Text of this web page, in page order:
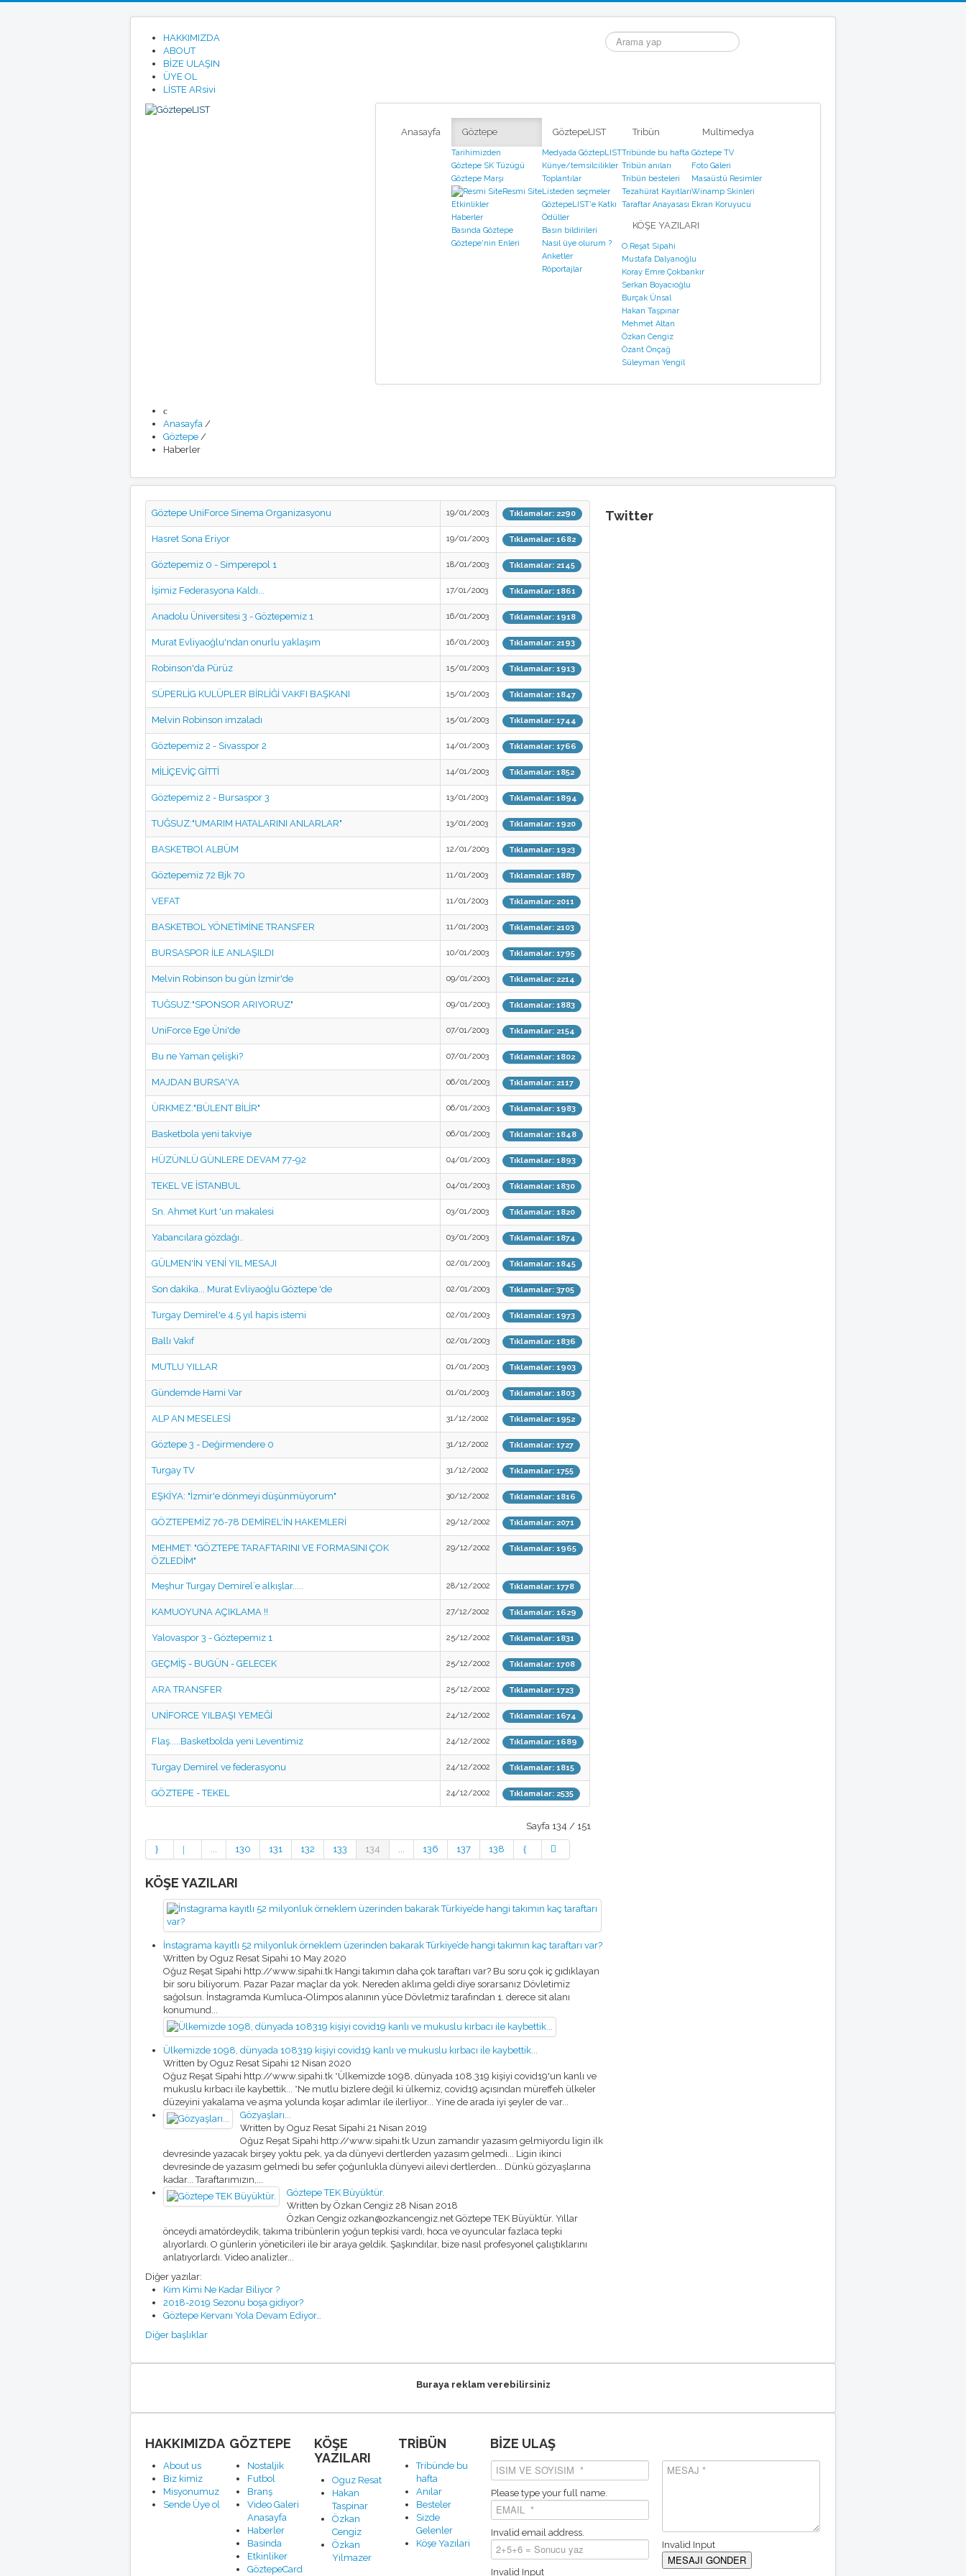
HAKKIMIZDA
ABOUT
BİZE ULAŞIN
ÜYE OL
LÍSTE ARsivi
arama...
Anasayfa Göztepe
Tarihimizden
Göztepe SK Tüzügü
Göztepe Marşı
Resmi Site
Etkinlikler
Haberler
Basında Göztepe
Göztepe'nin Enleri
GöztepeLIST
Medyada GöztepLIST
Künye/temsilcilikler
Toplantılar
Listeden seçmeler
GöztepeLIST'e Katkı
Ödüller
Basın bildirileri
Nasıl üye olurum ?
Anketler
Röportajlar
Tribün
Tribünde bu hafta
Tribün anıları
Tribün besteleri
Tezahürat Kayıtları
Taraftar Anayasası
Multimedya
Göztepe TV
Foto Galeri
Masaüstü Resimler
Winamp Skinleri
Ekran Koruyucu
KÖŞE YAZILARI
O.Reşat Sipahi
Mustafa Dalyanoğlu
Koray Emre Çokbankır
Serkan Boyacıoğlu
Burçak Ünsal
Hakan Taşpınar
Mehmet Altan
Özkan Cengiz
Özant Önçağ
Süleyman Yengil
Anasayfa /
Göztepe /
Haberler
Göztepe UniForce Sinema Organizasyonu 19/01/2003 Tıklamalar: 2290
Hasret Sona Eriyor 19/01/2003 Tıklamalar: 1682
Göztepemiz 0 - Simperepol 1 18/01/2003 Tıklamalar: 2145
İşimiz Federasyona Kaldı... 17/01/2003 Tıklamalar: 1861
Anadolu Üniversitesi 3 - Göztepemiz 1 16/01/2003 Tıklamalar: 1918
Murat Evliyaoğlu'ndan onurlu yaklaşım 16/01/2003 Tıklamalar: 2193
Robinson'da Pürüz 15/01/2003 Tıklamalar: 1913
SÜPERLİG KULÜPLER BİRLİĞİ VAKFI BAŞKANI 15/01/2003 Tıklamalar: 1847
Melvin Robinson imzaladı 15/01/2003 Tıklamalar: 1744
Göztepemiz 2 - Sivasspor 2 14/01/2003 Tıklamalar: 1766
MİLİÇEVİÇ GİTTİ 14/01/2003 Tıklamalar: 1852
Göztepemiz 2 - Bursaspor 3 13/01/2003 Tıklamalar: 1894
TUĞSUZ:"UMARIM HATALARINI ANLARLAR" 13/01/2003 Tıklamalar: 1920
BASKETBOl ALBÜM 12/01/2003 Tıklamalar: 1923
Göztepemiz 72 Bjk 70 11/01/2003 Tıklamalar: 1887
VEFAT 11/01/2003 Tıklamalar: 2011
BASKETBOL YÖNETİMİNE TRANSFER 11/01/2003 Tıklamalar: 2103
BURSASPOR İLE ANLAŞILDI 10/01/2003 Tıklamalar: 1795
Melvin Robinson bu gün İzmir'de 09/01/2003 Tıklamalar: 2214
TUĞSUZ:"SPONSOR ARIYORUZ" 09/01/2003 Tıklamalar: 1883
UniForce Ege Üni'de 07/01/2003 Tıklamalar: 2154
Bu ne Yaman çelişki? 07/01/2003 Tıklamalar: 1802
MAJDAN BURSA'YA 06/01/2003 Tıklamalar: 2117
ÜRKMEZ:"BÜLENT BİLİR" 06/01/2003 Tıklamalar: 1983
Basketbola yeni takviye 06/01/2003 Tıklamalar: 1848
HÜZÜNLÜ GÜNLERE DEVAM 77-92 04/01/2003 Tıklamalar: 1893
TEKEL VE İSTANBUL 04/01/2003 Tıklamalar: 1830
Sn. Ahmet Kurt 'un makalesi 03/01/2003 Tıklamalar: 1820
Yabancılara gözdağı.. 03/01/2003 Tıklamalar: 1874
GÜLMEN'İN YENİ YIL MESAJI 02/01/2003 Tıklamalar: 1845
Son dakika... Murat Evliyaoğlu Göztepe 'de 02/01/2003 Tıklamalar: 3705
Turgay Demirel'e 4.5 yıl hapis istemi 02/01/2003 Tıklamalar: 1973
Ballı Vakıf 02/01/2003 Tıklamalar: 1836
MUTLU YILLAR 01/01/2003 Tıklamalar: 1903
Gündemde Hami Var 01/01/2003 Tıklamalar: 1803
ALP AN MESELESİ 31/12/2002 Tıklamalar: 1952
Göztepe 3 - Değirmendere 0 31/12/2002 Tıklamalar: 1727
Turgay TV 31/12/2002 Tıklamalar: 1755
EŞKİYA: "İzmir'e dönmeyi düşünmüyorum" 30/12/2002 Tıklamalar: 1816
GÖZTEPEMİZ 76-78 DEMİREL'İN HAKEMLERİ 29/12/2002 Tıklamalar: 2071
MEHMET: "GÖZTEPE TARAFTARINI VE FORMASINI ÇOK
ÖZLEDİM"
29/12/2002 Tıklamalar: 1965
Meşhur Turgay Demirel`e alkışlar..... 28/12/2002 Tıklamalar: 1778
KAMUOYUNA AÇIKLAMA !! 27/12/2002 Tıklamalar: 1629
Yalovaspor 3 - Göztepemiz 1 25/12/2002 Tıklamalar: 1831
GEÇMİŞ - BUGÜN - GELECEK 25/12/2002 Tıklamalar: 1708
ARA TRANSFER 25/12/2002 Tıklamalar: 1723
UNİFORCE YILBAŞI YEMEĞİ 24/12/2002 Tıklamalar: 1674
Flaş.....Basketbolda yeni Leventimiz 24/12/2002 Tıklamalar: 1689
Turgay Demirel ve federasyonu 24/12/2002 Tıklamalar: 1815
GÖZTEPE - TEKEL 24/12/2002 Tıklamalar: 2535
Sayfa 134 / 151
... 130 131 132 133 134 ... 136 137 138
KÖŞE YAZILARI
İnstagrama kayıtlı 52 milyonluk örneklem üzerinden bakarak Türkiye’de hangi takımın kaç taraftarı var?
Written by Oguz Resat Sipahi 10 May 2020
Oğuz Reşat Sipahi http://www.sipahi.tk Hangi takımın daha çok taraftarı var? Bu soru çok iç gıdıklayan
bir soru biliyorum. Pazar Pazar maçlar da yok. Nereden aklıma geldi diye sorarsanız Dövletimiz
sağolsun. İnstagramda Kumluca-Olimpos alanının yüce Dövletmiz tarafından 1. derece sit alanı
konumund...
Ülkemizde 1098, dünyada 108319 kişiyi covid19 kanlı ve mukuslu kırbacı ile kaybettik...
Written by Oguz Resat Sipahi 12 Nisan 2020
Oğuz Reşat Sipahi http://www.sipahi.tk *Ülkemizde 1098, dünyada 108.319 kişiyi covid19'un kanlı ve
mukuslu kırbacı ile kaybettik... *Ne mutlu bizlere değil ki ülkemiz, covid19 açısından müreffeh ülkeler
düzeyini yakalama ve aşma yolunda koşar adımlar ile ilerliyor... Yine de arada iyi şeyler de var...
Gözyaşları...
Written by Oguz Resat Sipahi 21 Nisan 2019
Oğuz Reşat Sipahi http://www.sipahi.tk Uzun zamandır yazasım gelmiyordu ligin ilk
devresinde yazacak birşey yoktu pek, ya da dünyevi dertlerden yazasım gelmedi... Ligin ikinci
devresinde de yazasım gelmedi bu sefer çoğunlukla dünyevi ailevi dertlerden... Dünkü gözyaşlarına
kadar... Taraftarımızın,...
Göztepe TEK Büyüktür.
Written by Özkan Cengiz 28 Nisan 2018
Özkan Cengiz ozkan@ozkancengiz.net Göztepe TEK Büyüktür. Yıllar
önceydi amatördeydik, takıma tribünlerin yoğun tepkisi vardı, hoca ve oyuncular fazlaca tepki
alıyorlardı. O günlerin yöneticileri ile bir araya geldik. Şaşkındılar, bize nasıl profesyonel çalıştıklarını
anlatıyorlardı. Video analizler...
Diğer yazılar:
Kim Kimi Ne Kadar Biliyor ?
2018-2019 Sezonu boşa gidiyor?
Göztepe Kervanı Yola Devam Ediyor…
Diğer başlıklar
Twitter
Buraya reklam verebilirsiniz
HAKKIMIZDA
About us
Biz kimiz
Misyonumuz
Sende Üye ol
GÖZTEPE
Nostaljik
Futbol
Branş
Video Galeri
Anasayfa
Haberler
Basinda
Etkinliker
GöztepeCard
KÖŞE
YAZILARI
Oguz Resat
Hakan
Taspinar
Özkan
Cengiz
Özkan
Yilmazer
TRİBÜN
Tribünde bu
hafta
Anılar
Besteler
Sizde
Gelenler
Köşe Yazılari
BİZE ULAŞ
Please type your full name.
Invalid email address.
Invalid Input
Invalid Input